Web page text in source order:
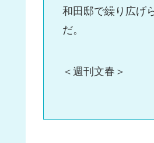
和田邸で繰り広げ
だ。
＜週刊文春＞